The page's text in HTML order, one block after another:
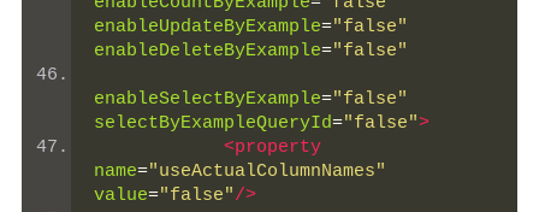
enableUpdateByExample="false"
enableDeleteByExample="false"
enableSelectByExample="false"
selectByExampleQueryId="false">
<property
name="useActualColumnNames"
value="false"/>